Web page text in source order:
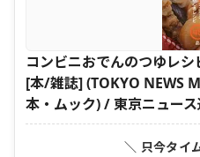
コンビニおでんのつゆレ
[本/雑誌] (TOKYO NEWS
本・ムック) / 東京ニュー
＼ 只今タイ